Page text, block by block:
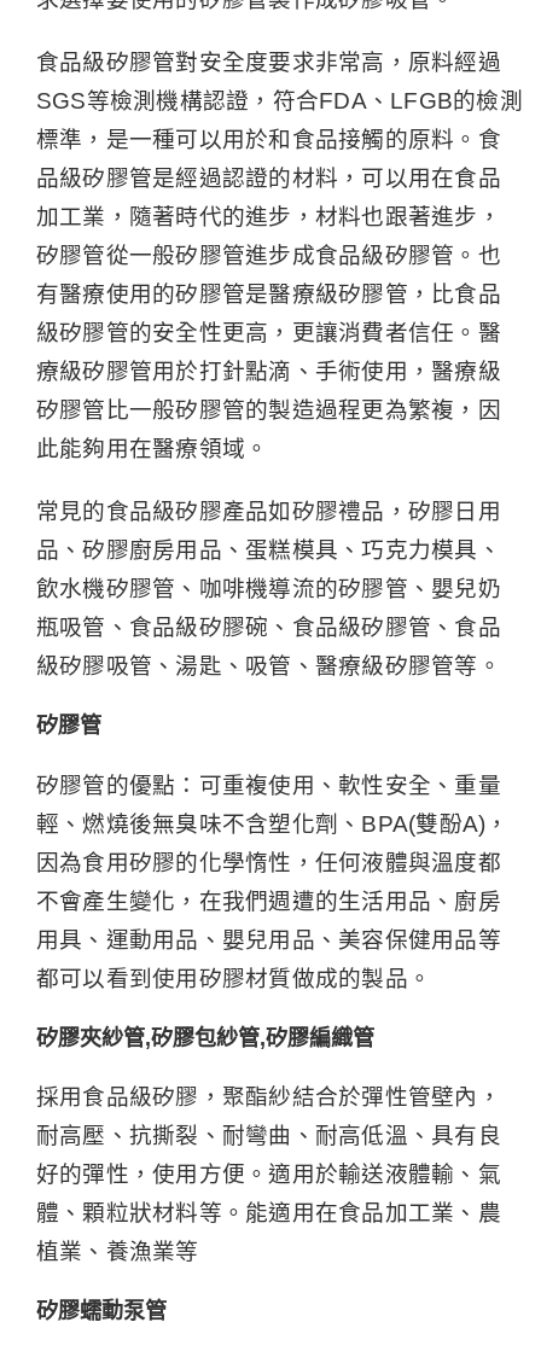
食品級矽膠管對安全度要求非常高，原料經過
SGS等檢測機構認證，符合FDA、LFGB的檢測
標準，是一種可以用於和食品接觸的原料。食
品級矽膠管是經過認證的材料，可以用在食品
加工業，隨著時代的進步，材料也跟著進步，
矽膠管從一般矽膠管進步成食品級矽膠管。也
有醫療使用的矽膠管是醫療級矽膠管，比食品
級矽膠管的安全性更高，更讓消費者信任。醫
療級矽膠管用於打針點滴、手術使用，醫療級
矽膠管比一般矽膠管的製造過程更為繁複，因
此能夠用在醫療領域。
常見的食品級矽膠產品如矽膠禮品，矽膠日用
品、矽膠廚房用品、蛋糕模具、巧克力模具、
飲水機矽膠管、咖啡機導流的矽膠管、嬰兒奶
瓶吸管、食品級矽膠碗、食品級矽膠管、食品
級矽膠吸管、湯匙、吸管、醫療級矽膠管等。
矽膠管
矽膠管的優點：可重複使用、軟性安全、重量
輕、燃燒後無臭味不含塑化劑、BPA(雙酚A)，
因為食用矽膠的化學惰性，任何液體與溫度都
不會產生變化，在我們週遭的生活用品、廚房
用具、運動用品、嬰兒用品、美容保健用品等
都可以看到使用矽膠材質做成的製品。
矽膠夾紗管,矽膠包紗管,矽膠編織管
採用食品級矽膠，聚酯紗結合於彈性管壁內，
耐高壓、抗撕裂、耐彎曲、耐高低溫、具有良
好的彈性，使用方便。適用於輸送液體輸、氣
體、顆粒狀材料等。能適用在食品加工業、農
植業、養漁業等
矽膠蠕動泵管